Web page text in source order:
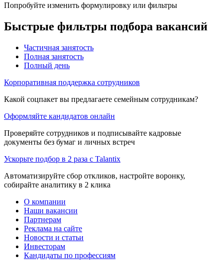
Попробуйте изменить формулировку или фильтры
Быстрые фильтры подбора вакансий
Частичная занятость
Полная занятость
Полный день
Корпоративная поддержка сотрудников
Какой соцпакет вы предлагаете семейным сотрудникам?
Оформляйте кандидатов онлайн
Проверяйте сотрудников и подписывайте кадровые
документы без бумаг и личных встреч
Ускорьте подбор в 2 раза с Talantix
Автоматизируйте сбор откликов, настройте воронку,
собирайте аналитику в 2 клика
О компании
Наши вакансии
Партнерам
Реклама на сайте
Новости и статьи
Инвесторам
Кандидаты по профессиям